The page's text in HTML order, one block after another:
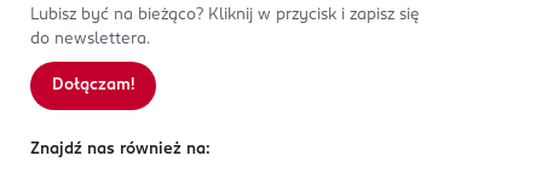
Lubisz być na bieżąco? Kliknij w przycisk i zapisz się
do newslettera.
Dołączam!
Znajdź nas również na: